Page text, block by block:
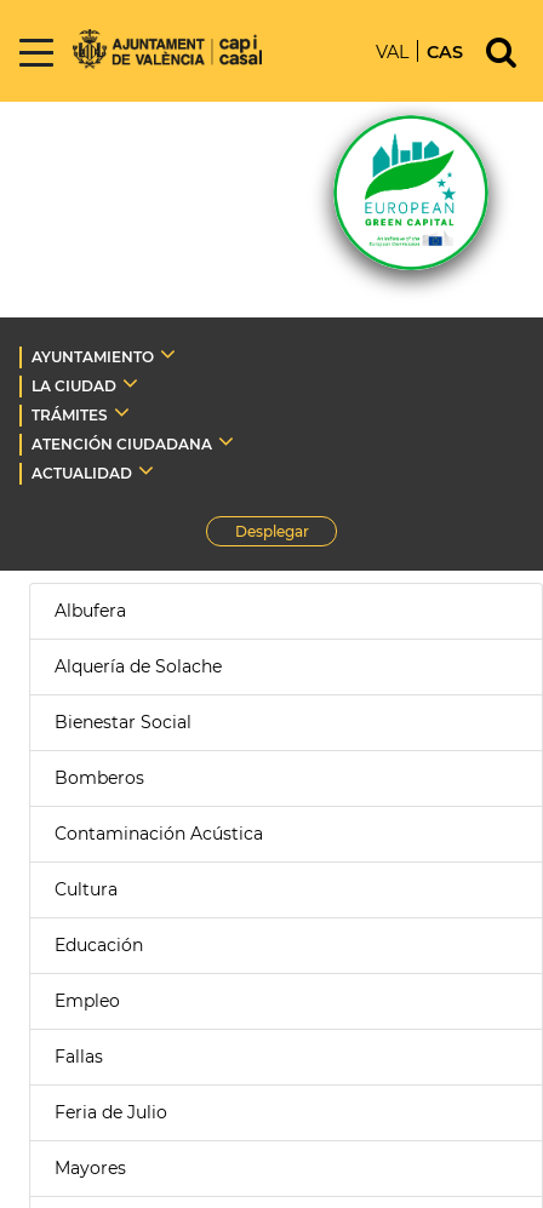
VAL CAS
AYUNTAMIENTO
LA CIUDAD
TRÁMITES
ATENCIÓN CIUDADANA
ACTUALIDAD
Desplegar
Albufera
Alquería de Solache
Bienestar Social
Bomberos
Contaminación Acústica
Cultura
Educación
Empleo
Fallas
Feria de Julio
Mayores